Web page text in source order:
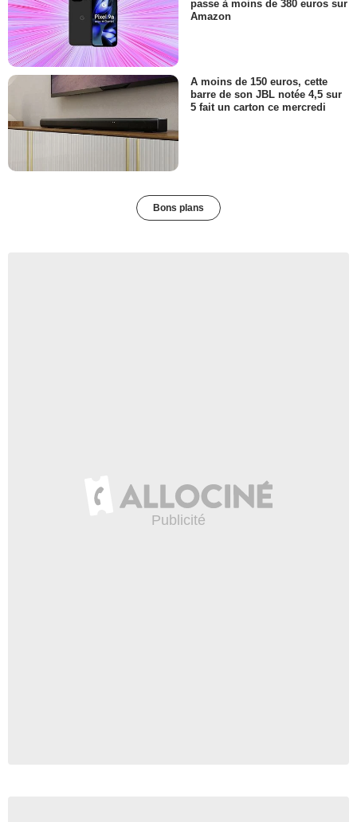
passe à moins de 380 euros sur
Amazon
A moins de 150 euros, cette
barre de son JBL notée 4,5 sur
5 fait un carton ce mercredi
Bons plans